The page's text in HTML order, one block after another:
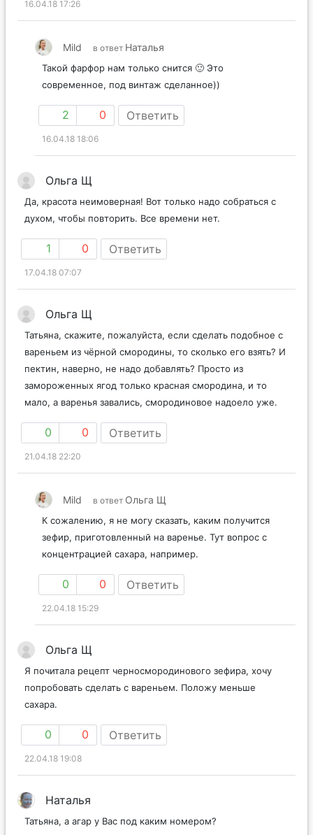
16.04.18 17:26
Mild в ответ Наталья
Такой фарфор нам только снится 🙂 Это
современное, под винтаж сделанное))
2 0 Ответить
16.04.18 18:06
Ольга Щ
Да, красота неимоверная! Вот только надо собраться с
духом, чтобы повторить. Все времени нет.
1 0 Ответить
17.04.18 07:07
Ольга Щ
Татьяна, скажите, пожалуйста, если сделать подобное с
вареньем из чёрной смородины, то сколько его взять? И
пектин, наверно, не надо добавлять? Просто из
замороженных ягод только красная смородина, и то
мало, а варенья завались, смородиновое надоело уже.
0 0 Ответить
21.04.18 22:20
Mild в ответ Ольга Щ
К сожалению, я не могу сказать, каким получится
зефир, приготовленный на варенье. Тут вопрос с
концентрацией сахара, например.
0 0 Ответить
22.04.18 15:29
Ольга Щ
Я почитала рецепт черносмородинового зефира, хочу
попробовать сделать с вареньем. Положу меньше
сахара.
0 0 Ответить
22.04.18 19:08
Наталья
Татьяна, а агар у Вас под каким номером?